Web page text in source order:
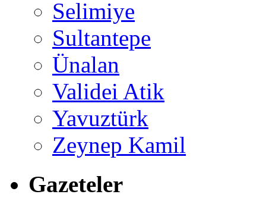
Selimiye
Sultantepe
Ünalan
Validei Atik
Yavuztürk
Zeynep Kamil
Gazeteler